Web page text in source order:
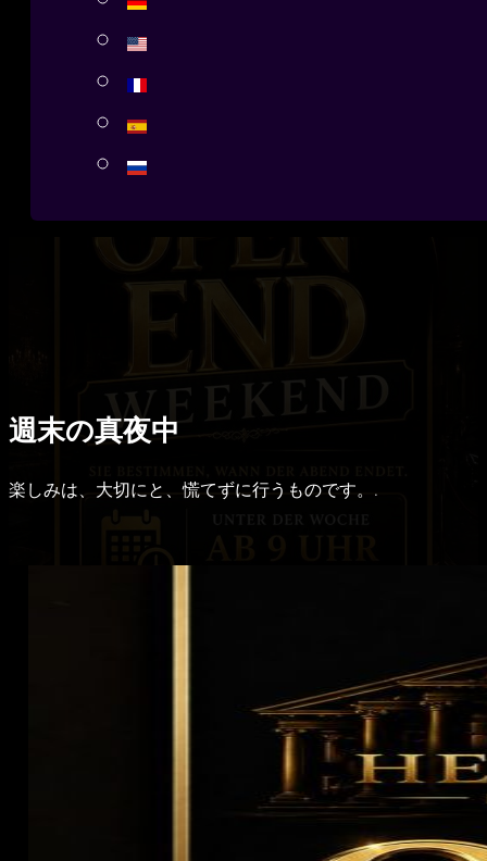
週末の真夜中
楽しみは、大切にと、慌てずに行うものです。.